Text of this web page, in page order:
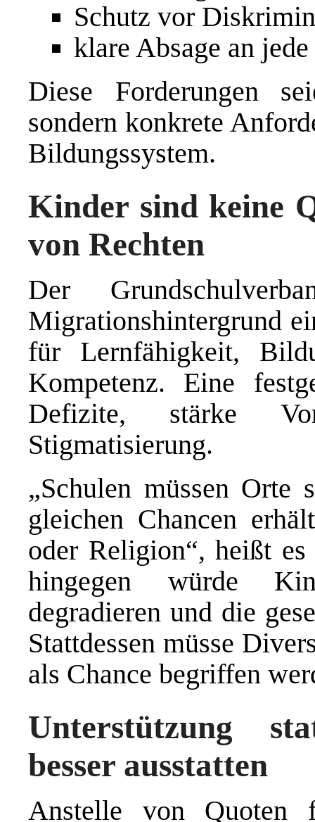
Schutz vor
klare Absage an
Diese Forderungen
sondern konkrete
Bildungssystem.
Kinder sind keine
von Rechten
Der
Migrationshintergrund
für Lernfähigkeit,
Kompetenz. Eine
Defizite, stärke
Stigmatisierung.
„Schulen müssen Orte
gleichen Chancen
oder Religion“, heißt
hingegen würde
degradieren und die
Stattdessen müsse
als Chance begriffen
Unterstützung
besser ausstatten
Anstelle von Quoten